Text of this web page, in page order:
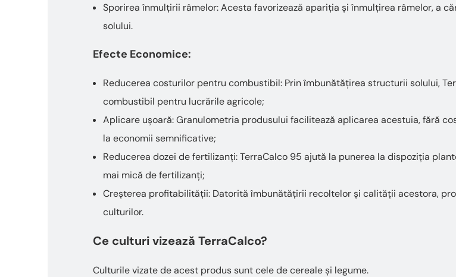
Sporirea înmulțirii râmelor: Acesta favorizează apariția și înmulțirea râmelor, a
solului.
Efecte Economice:
Reducerea costurilor pentru combustibil: Prin îmbunătățirea structurii solului,
combustibil pentru lucrările agricole;
Aplicare ușoară: Granulometria produsului facilitează aplicarea acestuia, fără
la economii semnificative;
Reducerea dozei de fertilizanți: TerraCalco 95 ajută la punerea la dispoziția
mai mică de fertilizanți;
Creșterea profitabilității: Datorită îmbunătățirii recoltelor și calității acestora,
culturilor.
Ce culturi vizează TerraCalco?
Culturile vizate de acest produs sunt cele de cereale și legume.